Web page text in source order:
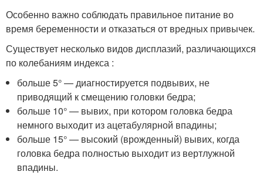
Особенно важно соблюдать правильное питание во
время беременности и отказаться от вредных привычек.
Существует несколько видов дисплазий, различающихся
по колебаниям индекса :
больше 5° — диагностируется подвывих, не
приводящий к смещению головки бедра;
больше 10° — вывих, при котором головка бедра
немного выходит из ацетабулярной впадины;
больше 15° — высокий (врожденный) вывих, когда
головка бедра полностью выходит из вертлужной
впадины.